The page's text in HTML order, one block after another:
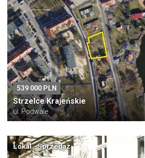
539 000 PLN
Strzelce Krajeńskie
ul. Podwale
Lokal · Sprzedaż